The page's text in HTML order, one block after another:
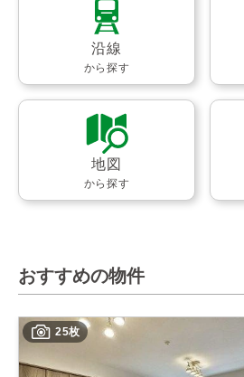
沿線
から探す
地図
から探す
おすすめの物件
25枚